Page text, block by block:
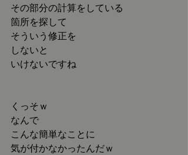
その部分の計算をしている
箇所を探して
そういう修正を
しないと
いけないですね
くっそｗ
なんで
こんな簡単なことに
気が付かなかったんだｗ